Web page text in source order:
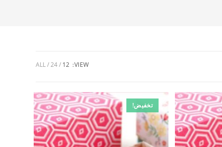
VIEW:
12
24
ALL
تخفيض!